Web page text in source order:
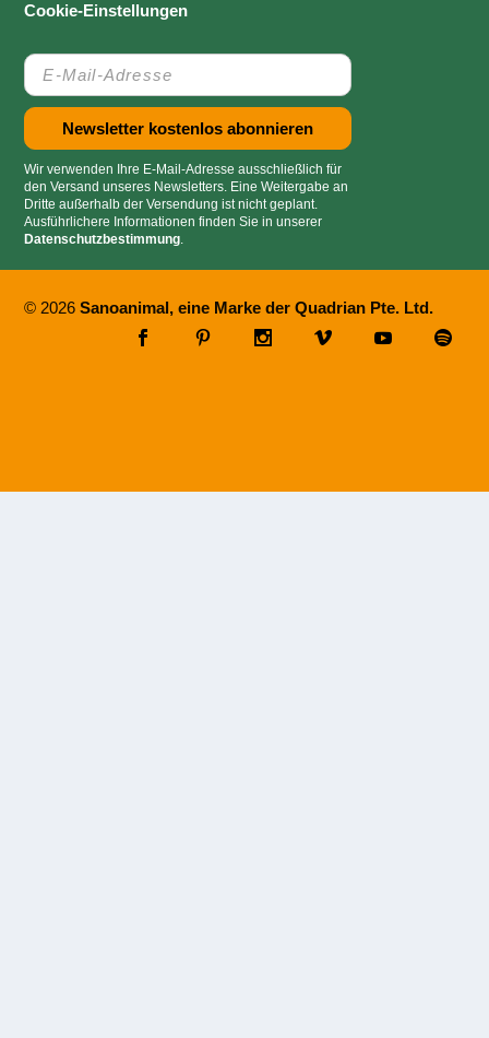
Cookie-Einstellungen
Wir verwenden Ihre E-Mail-Adresse ausschließlich für
den Versand unseres Newsletters. Eine Weitergabe an
Dritte außerhalb der Versendung ist nicht geplant.
Ausführlichere Informationen finden Sie in unserer
Datenschutzbestimmung.
© 2026Sanoanimal, eine Marke der Quadrian Pte. Ltd.